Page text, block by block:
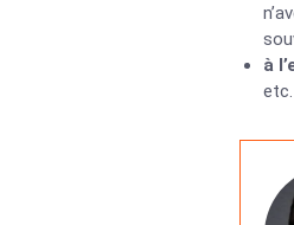
à
etc.